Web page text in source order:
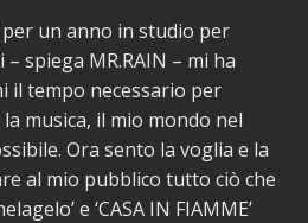
per un anno in studio per
spiega MR.RAIN – mi ha
il tempo necessario per
musica, il mio mondo nel
Ora sento la voglia e la
al mio pubblico tutto ciò che
e ‘CASA IN FIAMME’